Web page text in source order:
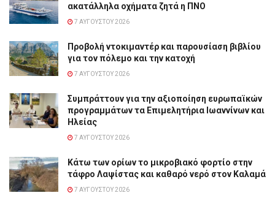
ακατάλληλα οχήματα ζητά η ΠΝΟ
7 ΑΥΓΟΎΣΤΟΥ 2026
Προβολή ντοκιμαντέρ και παρουσίαση βιβλίου
για τον πόλεμο και την κατοχή
7 ΑΥΓΟΎΣΤΟΥ 2026
Συμπράττουν για την αξιοποίηση ευρωπαϊκών
προγραμμάτων τα Επιμελητήρια Ιωαννίνων και
Ηλείας
7 ΑΥΓΟΎΣΤΟΥ 2026
Κάτω των ορίων το μικροβιακό φορτίο στην
τάφρο Λαψίστας και καθαρό νερό στον Καλαμά
7 ΑΥΓΟΎΣΤΟΥ 2026